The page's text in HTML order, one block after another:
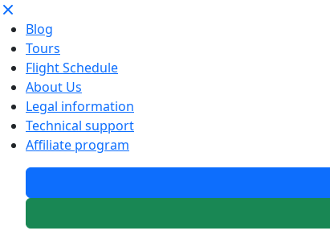
Blog
Tours
Flight Schedule
About Us
Legal information
Technical support
Affiliate program